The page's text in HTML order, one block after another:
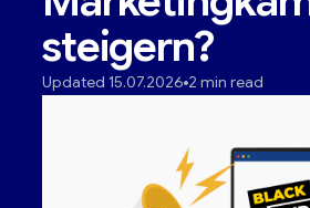
steigern?
Updated 15.07.2026 2 min read